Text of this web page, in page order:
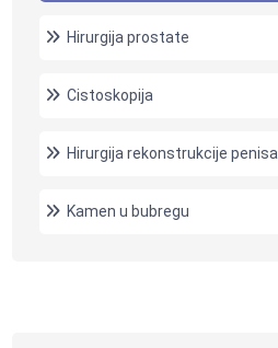
Hirurgija prostate
Cistoskopija
Hirurgija rekonstrukcije penisa
Kamen u bubregu